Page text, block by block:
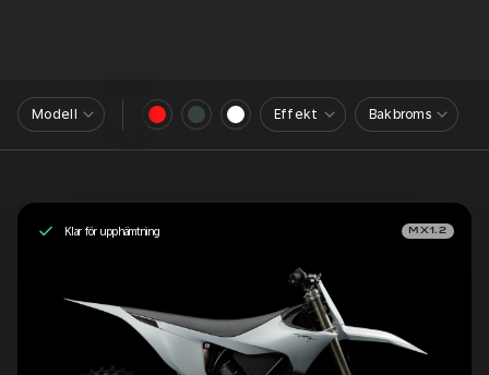
Modell Effekt Bakbroms
Klar för upphämtning MX1.2